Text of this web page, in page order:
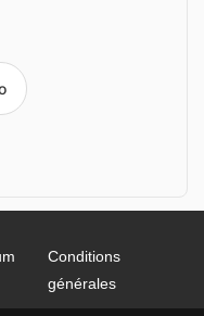
Conditions
générales